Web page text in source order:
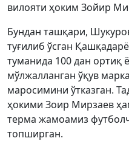
вилояти ҳоким Зойир
Бундан ташқари,
туғилиб ўсган
туманида 100 дан ортиқ
мўлжалланган ўқув
маросимини ўтказган.
ҳокими Зоир Мирзаев
терма жамоамиз
топширган.